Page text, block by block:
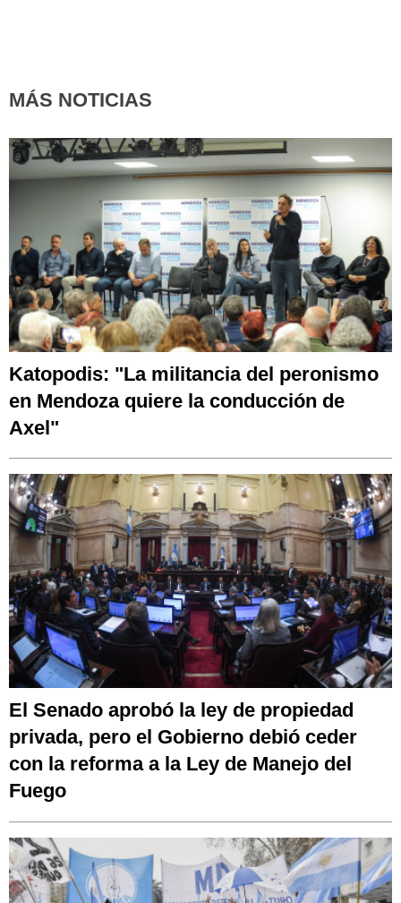
MÁS NOTICIAS
Katopodis: "La militancia del peronismo
en Mendoza quiere la conducción de
Axel"
El Senado aprobó la ley de propiedad
privada, pero el Gobierno debió ceder
con la reforma a la Ley de Manejo del
Fuego